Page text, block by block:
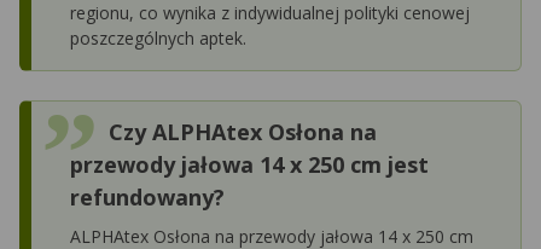
regionu, co wynika z indywidualnej polityki cenowej
poszczególnych aptek.
Czy ALPHAtex Osłona na
przewody jałowa 14 x 250 cm jest
refundowany?
ALPHAtex Osłona na przewody jałowa 14 x 250 cm